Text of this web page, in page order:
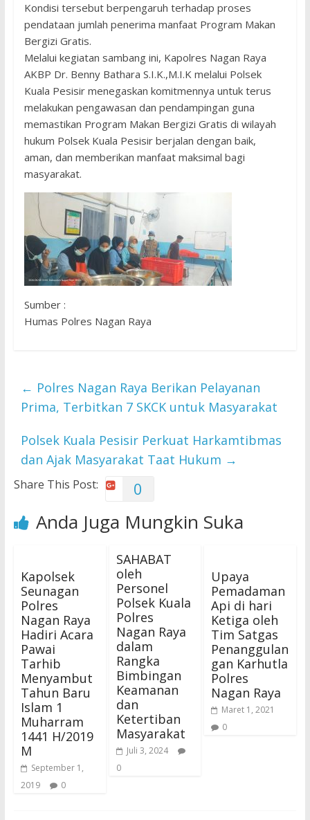
Kondisi tersebut berpengaruh terhadap proses
pendataan jumlah penerima manfaat Program Makan
Bergizi Gratis.
Melalui kegiatan sambang ini, Kapolres Nagan Raya
AKBP Dr. Benny Bathara S.I.K.,M.I.K melalui Polsek
Kuala Pesisir menegaskan komitmennya untuk terus
melakukan pengawasan dan pendampingan guna
memastikan Program Makan Bergizi Gratis di wilayah
hukum Polsek Kuala Pesisir berjalan dengan baik,
aman, dan memberikan manfaat maksimal bagi
masyarakat.
Sumber :
Humas Polres Nagan Raya
← Polres Nagan Raya Berikan Pelayanan
Prima, Terbitkan 7 SKCK untuk Masyarakat
Polsek Kuala Pesisir Perkuat Harkamtibmas
dan Ajak Masyarakat Taat Hukum →
Share This Post: 0
Anda Juga Mungkin Suka
Kapolsek
Seunagan
Polres
Nagan Raya
Hadiri Acara
Pawai
Tarhib
Menyambut
Tahun Baru
Islam 1
Muharram
1441 H/2019
M
September 1,
2019
0
SAHABAT
oleh
Personel
Polsek Kuala
Polres
Nagan Raya
dalam
Rangka
Bimbingan
Keamanan
dan
Ketertiban
Masyarakat
Juli 3, 2024
0
Upaya
Pemadaman
Api di hari
Ketiga oleh
Tim Satgas
Penanggulan
gan Karhutla
Polres
Nagan Raya
Maret 1, 2021
0